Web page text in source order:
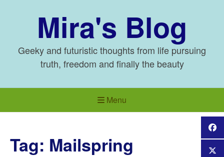
Mira's Blog
Geeky and futuristic thoughts from life pursuing
truth, freedom and finally the beauty
Menu
Tag: Mailspring